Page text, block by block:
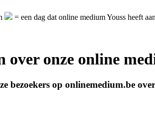
= een dag dat online medium Youss heeft
over onze online
bezoekers op onlinemedium.be